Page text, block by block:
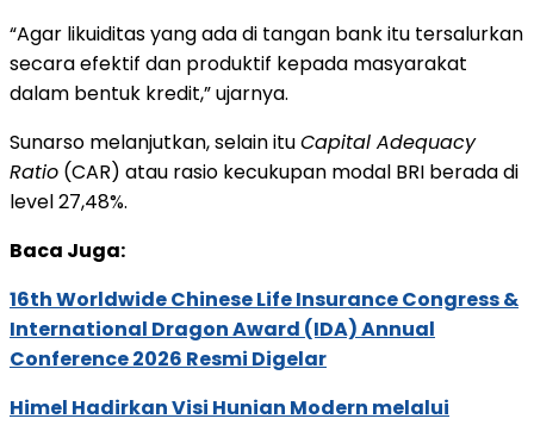
“Agar likuiditas yang ada di tangan bank itu tersalurkan
secara efektif dan produktif kepada masyarakat
dalam bentuk kredit,” ujarnya.
Sunarso melanjutkan, selain ituCapital Adequacy
Ratio (CAR) atau rasio kecukupan modal BRI berada di
level 27,48%.
Baca Juga:
16th Worldwide Chinese Life Insurance Congress &
International Dragon Award (IDA) Annual
Conference 2026 Resmi Digelar
Himel Hadirkan Visi Hunian Modern melalui